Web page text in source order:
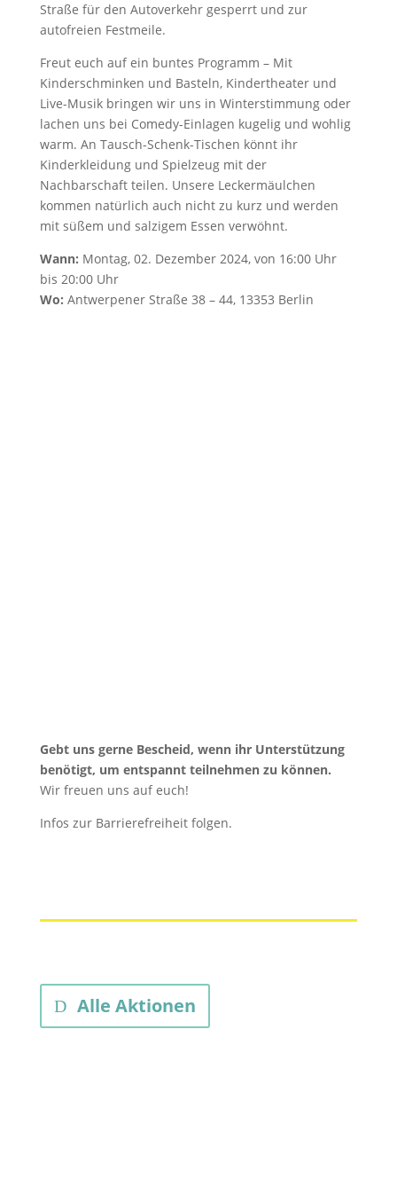
Straße für den Autoverkehr gesperrt und zur
autofreien Festmeile.
Freut euch auf ein buntes Programm – Mit
Kinderschminken und Basteln, Kindertheater und
Live-Musik bringen wir uns in Winterstimmung oder
lachen uns bei Comedy-Einlagen kugelig und wohlig
warm. An Tausch-Schenk-Tischen könnt ihr
Kinderkleidung und Spielzeug mit der
Nachbarschaft teilen. Unsere Leckermäulchen
kommen natürlich auch nicht zu kurz und werden
mit süßem und salzigem Essen verwöhnt.
Wann: Montag, 02. Dezember 2024, von 16:00 Uhr
bis 20:00 Uhr
Wo: Antwerpener Straße 38 – 44, 13353 Berlin
Gebt uns gerne Bescheid, wenn ihr Unterstützung
benötigt, um entspannt teilnehmen zu können.
Wir freuen uns auf euch!
Infos zur Barrierefreiheit folgen.
Alle Aktionen